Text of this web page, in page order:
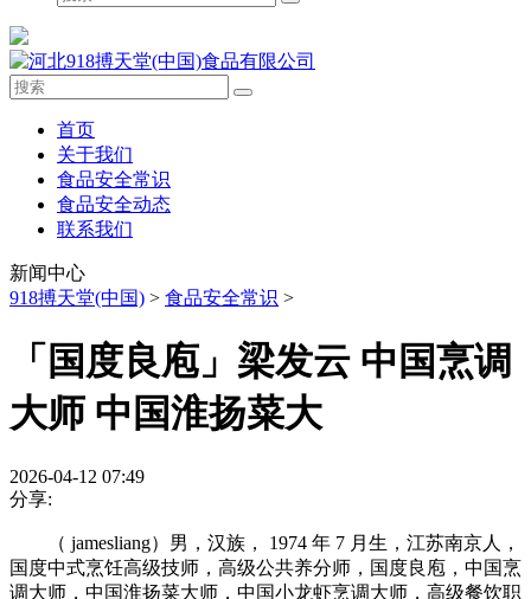
首页
关于我们
食品安全常识
食品安全动态
联系我们
新闻中心
918搏天堂(中国) > 食品安全常识 >
「国度良庖」梁发云 中国烹调
大师 中国淮扬菜大
2026-04-12 07:49
分享:
（ jamesliang）男，汉族， 1974 年 7 月生，江苏南京人，
国度中式烹饪高级技师，高级公共养分师，国度良庖，中国烹
调大师，中国淮扬菜大师，中国小龙虾烹调大师，高级餐饮职